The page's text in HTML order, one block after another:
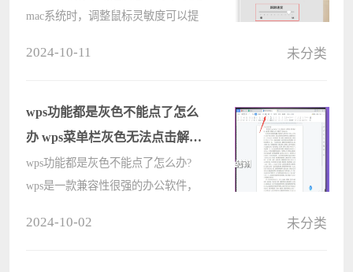
mac系统时，调整鼠标灵敏度可以提
在哪里设置鼠标，下面就来看看苹果
系统????
2024-10-11 未分类
wps功能都是灰色不能点了怎么
办 wps菜单栏灰色无法点击解决
方法
wps功能都是灰色不能点了怎么办?
wps是一款兼容性很强的办公软件，
2024-10-02 未分类